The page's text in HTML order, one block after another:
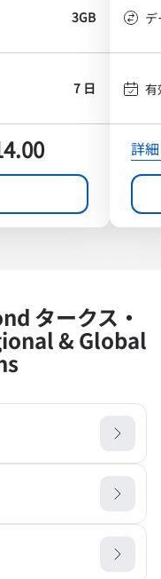
3GB
7 日 有
詳
タークス・
& Global